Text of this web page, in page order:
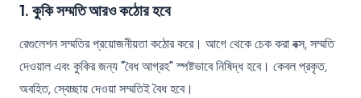
1. কুকি সম্মতি আরও কঠোর হবে
রেগুলেশন সম্মতির প্রয়োজনীয়তা কঠোর করে। আগে থেকে চেক করা বক্স, সম্মতি
দেওয়াল এবং কুকির জন্য "বৈধ আগ্রহ" স্পষ্টভাবে নিষিদ্ধ হবে। কেবল প্রকৃত,
অবহিত, স্বেচ্ছায় দেওয়া সম্মতিই বৈধ হবে।